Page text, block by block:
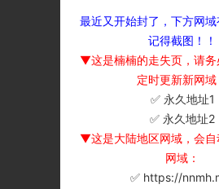
最近又开始封了，下方网
记得截图！！
▼这是楠楠的走失页，请务
定时更新新网域
✅ 永久地址1
✅ 永久地址2
▼这是大陆地区网域，会自
网域：
✅ https://